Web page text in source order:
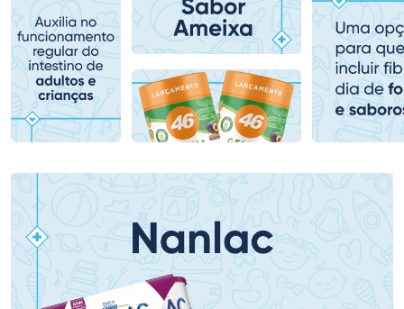
Ativar Desconto
Comprar sem Desconto
Por R$ 84,99/cada
Comprar sem Desconto
Por R$ 84,99/cada
Ativar Desconto
Comprar sem Desconto
Por R$ 149,90/cada
Comprar sem Desconto
Por R$ 149,90/cada